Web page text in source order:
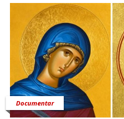
Documentar